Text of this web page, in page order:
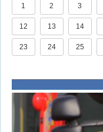
1 2 3
12 13 14
23 24 25